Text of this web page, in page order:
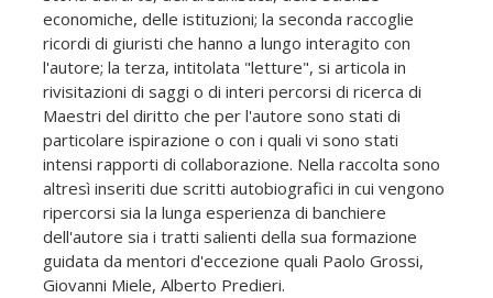
economiche, delle istituzioni; la seconda raccoglie
ricordi di giuristi che hanno a lungo interagito con
l'autore; la terza, intitolata "letture", si articola in
rivisitazioni di saggi o di interi percorsi di ricerca di
Maestri del diritto che per l'autore sono stati di
particolare ispirazione o con i quali vi sono stati
intensi rapporti di collaborazione. Nella raccolta sono
altresì inseriti due scritti autobiografici in cui vengono
ripercorsi sia la lunga esperienza di banchiere
dell'autore sia i tratti salienti della sua formazione
guidata da mentori d'eccezione quali Paolo Grossi,
Giovanni Miele, Alberto Predieri.